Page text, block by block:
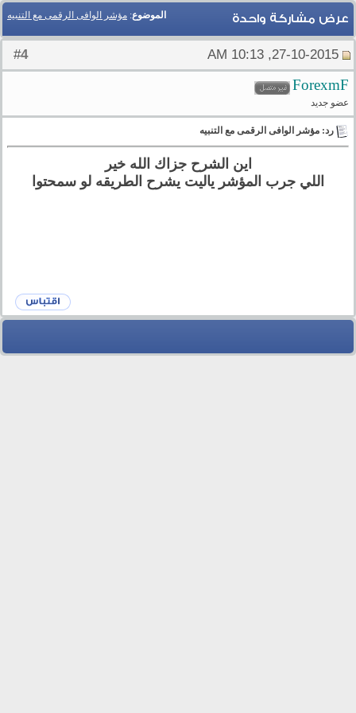
الموضوع: مؤشر الوافى الرقمى مع التنبيه عرض مشاركة واحدة
#
4
ForexmF
عضو جديد
رد: مؤشر الوافى الرقمى مع التنبيه
اين الشرح جزاك الله خير
اللي جرب المؤشر ياليت يشرح الطريقه لو سمحتوا